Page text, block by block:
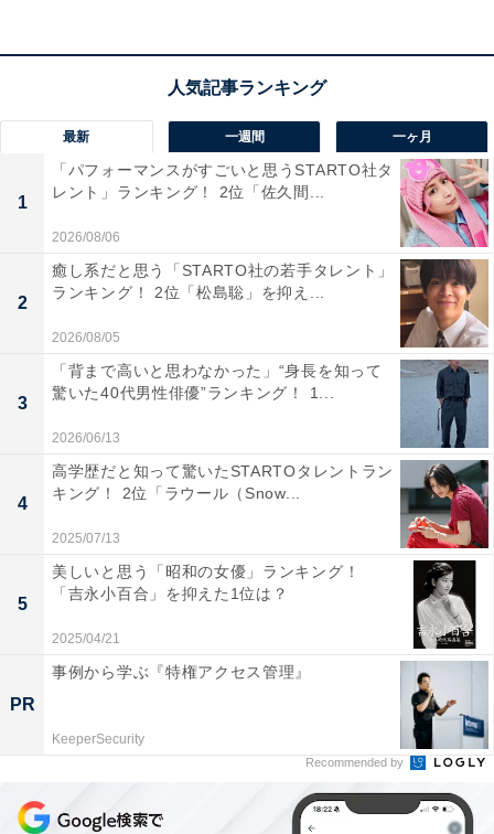
View this post on Instagram
A post shared by 木10ドラマ「いちばんすきな花」公式?＜毎
1位にランクインしたのは、木曜劇場『いちばんすきな
花』（フジテレビ系）です。多部未華子さん、松下洸平
さん、今田美桜さん、神尾楓珠さんがクアトロ主演を務
めたことでも話題を呼びました。
「男女の友情は成立するのか」という永遠のテーマを掘
り下げ、友情と恋愛の狭間で揺れ動くリアルな感情が丁
寧に描かれています。主にF1、F2層（20〜49歳女性）
最新 一週間 一ヶ月
1
「パフォーマンスがすごいと思うSTARTO社タ
レント」ランキング！ 2位「佐久間...
2026/08/06
2
癒し系だと思う「STARTO社の若手タレント」
ランキング！ 2位「松島聡」を抑え...
2026/08/05
3
「背まで高いと思わなかった」“身長を知って
驚いた40代男性俳優”ランキング！ 1...
2026/06/13
4
高学歴だと知って驚いたSTARTOタレントラン
キング！ 2位「ラウール（Snow...
2025/07/13
5
美しいと思う「昭和の女優」ランキング！
「吉永小百合」を抑えた1位は？
2025/04/21
PR
事例から学ぶ『特権アクセス管理』
KeeperSecurity
Recommended by